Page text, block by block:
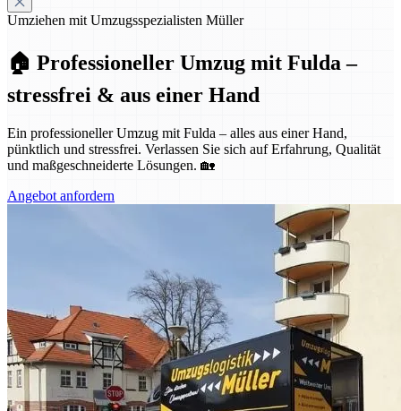
Umziehen mit Umzugsspezialisten Müller
🏠 Professioneller Umzug mit Fulda –
stressfrei & aus einer Hand
Ein professioneller Umzug mit Fulda – alles aus einer Hand,
pünktlich und stressfrei. Verlassen Sie sich auf Erfahrung, Qualität
und maßgeschneiderte Lösungen. 🏡
Angebot anfordern